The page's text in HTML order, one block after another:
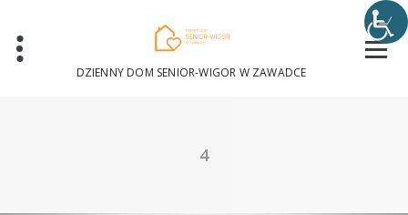
content
DZIENNY DOM SENIOR-WIGOR W ZAWADCE
4